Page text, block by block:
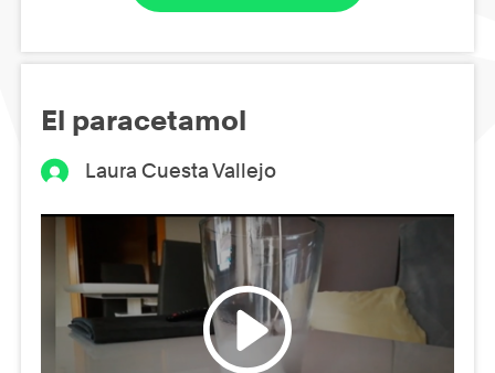
El paracetamol
Laura Cuesta Vallejo